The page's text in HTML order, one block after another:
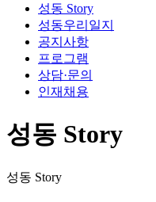
성동 Story
성동우리일지
공지사항
프로그램
상담·문의
인재채용
성동 Story
성동 Story